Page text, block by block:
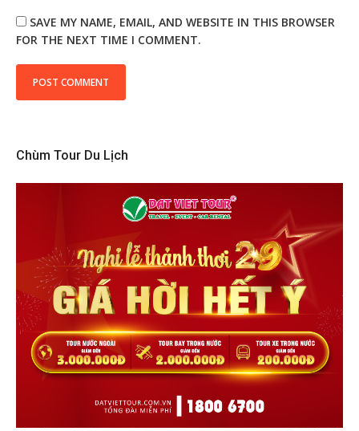
SAVE MY NAME, EMAIL, AND WEBSITE IN THIS BROWSER
FOR THE NEXT TIME I COMMENT.
Chùm Tour Du Lịch